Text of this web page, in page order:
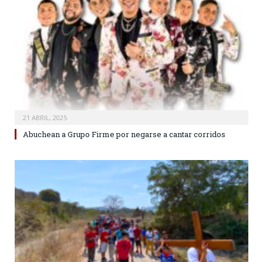
21 ABRIL, 2025
Abuchean a Grupo Firme por negarse a cantar corridos